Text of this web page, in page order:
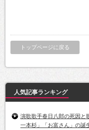
トップページに戻る
人気記事ランキング
演歌歌手春日八郎の死因と
一本杉」「お富さん」の誕